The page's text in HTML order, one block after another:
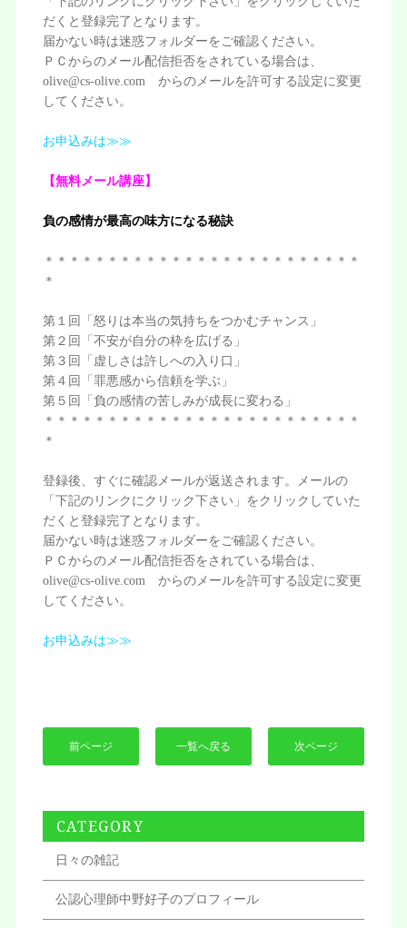
だくと登録完了となります。
届かない時は迷惑フォルダーをご確認ください。
ＰＣからのメール配信拒否をされている場合は、
olive@cs-olive.com からのメールを許可する設定に変更
してください。
お申込みは≫≫
【無料メール講座】
負の感情が最高の味方になる秘訣
＊＊＊＊＊＊＊＊＊＊＊＊＊＊＊＊＊＊＊＊＊＊＊＊＊
＊
第１回「怒りは本当の気持ちをつかむチャンス」
第２回「不安が自分の枠を広げる」
第３回「虚しさは許しへの入り口」
第４回「罪悪感から信頼を学ぶ」
第５回「負の感情の苦しみが成長に変わる」
＊＊＊＊＊＊＊＊＊＊＊＊＊＊＊＊＊＊＊＊＊＊＊＊＊
＊
登録後、すぐに確認メールが返送されます。メールの
「下記のリンクにクリック下さい」をクリックしていた
だくと登録完了となります。
届かない時は迷惑フォルダーをご確認ください。
ＰＣからのメール配信拒否をされている場合は、
olive@cs-olive.com からのメールを許可する設定に変更
してください。
お申込みは≫≫
前ページ 一覧へ戻る 次ページ
CATEGORY
日々の雑記
公認心理師中野好子のプロフィール